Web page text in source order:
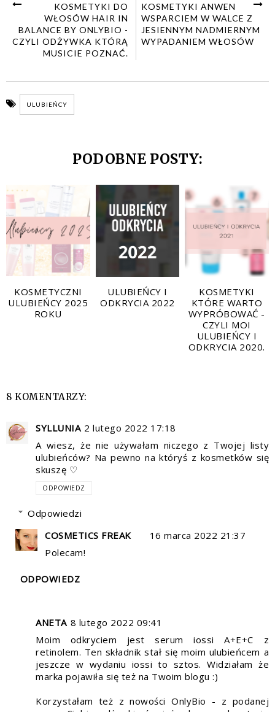
KOSMETYKI DO
WŁOSÓW HAIR IN
BALANCE BY ONLYBIO -
CZYLI ODŻYWKA KTÓRĄ
MUSICIE POZNAĆ.
KOSMETYKI ANWEN
WSPARCIEM W WALCE Z
JESIENNYM NADMIERNYM
WYPADANIEM WŁOSÓW
ULUBIEŃCY
PODOBNE POSTY:
KOSMETYCZNI
ULUBIEŃCY 2025
ROKU
ULUBIEŃCY I
ODKRYCIA 2022
KOSMETYKI
KTÓRE WARTO
WYPRÓBOWAĆ -
CZYLI MOI
ULUBIEŃCY I
ODKRYCIA 2020.
8 KOMENTARZY:
SYLLUNIA 2 lutego 2022 17:18
A wiesz, że nie używałam niczego z Twojej listy
ulubieńców? Na pewno na któryś z kosmetków się
skuszę ♡
ODPOWIEDZ
Odpowiedzi
COSMETICS FREAK
16 marca 2022 21:37
Polecam!
ODPOWIEDZ
ANETA 8 lutego 2022 09:41
Moim odkryciem jest serum iossi A+E+C z
retinolem. Ten składnik stał się moim ulubieńcem a
jeszcze w wydaniu iossi to sztos. Widziałam że
marka pojawiła się też na Twoim blogu :)
Korzystałam też z nowości OnlyBio - z podanej